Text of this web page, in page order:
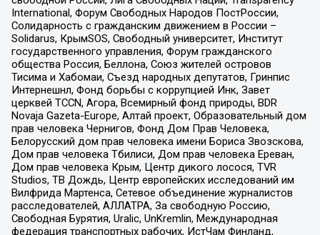
International, Форум Свободных Народов ПостРоссии,
Солидарность с гражданским движением в России –
Solidarus, КрымSOS, Свободный университет, Институт
государственного управления, Форум гражданского
общества Россия, Беллона, Союз жителей островов
Тисима и Хабомаи, Съезд народных депутатов, Гринпис
Интернешнл, Фонд борьбы с коррупцией Инк, Завет
церквей TCCN, Агора, Всемирный фонд природы, BDR
Novaja Gazeta-Europe, Алтай проект, Образовательный дом
прав человека Чернигов, Фонд Дом Прав Человека,
Белорусский дом прав человека имени Бориса Звозскова,
Дом прав человека Тбилиси, Дом прав человека Ереван,
Дом прав человека Крым, Центр дикого лосося, TVR
Studios, ТВ Дождь, Центр европейских исследований им
Вилфрида Мартенса, Сетевое объединение журналистов
расследователей, АЛЛАТРА, За свободную Россию,
Свободная Бурятия, Uralic, UnKremlin, Международная
федерация транспортных рабочих, ИстЧам Финланд,